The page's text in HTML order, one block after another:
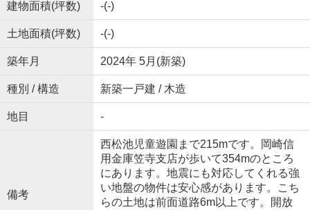
建物面積(坪数) -(-)
土地面積(坪数) -(-)
築年月 2024年 5月(新築)
種別 / 構造 新築一戸建 / 木造
地目 -
備考
西松池児童遊園まで215mです。岡崎信
用金庫笠寺支店が歩いて354mのところ
にあります。地震にも対応してくれる強
い地盤の物件は安心感があります。こち
らの土地は前面道路6m以上です。開放